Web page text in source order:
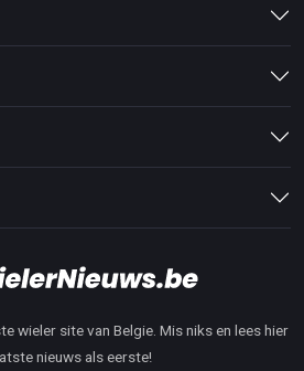
wieler site van Belgie. Mis niks en lees hier
nieuws als eerste!